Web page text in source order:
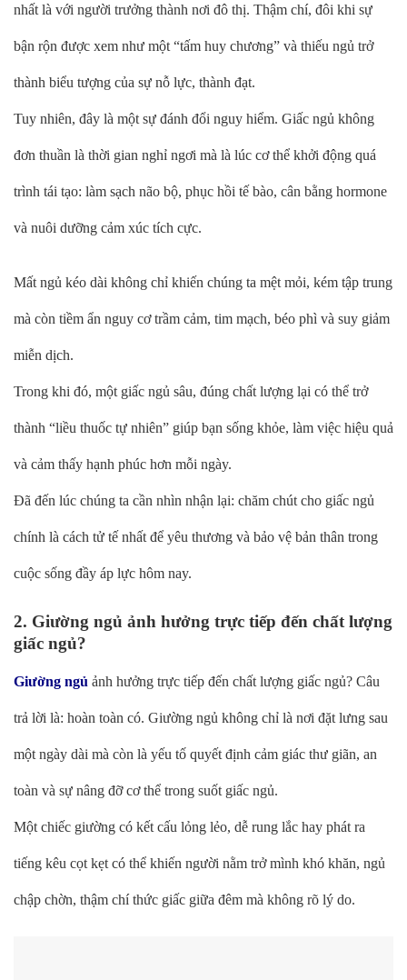
nhất là với người trưởng thành nơi đô thị. Thậm chí, đôi khi sự
bận rộn được xem như một “tấm huy chương” và thiếu ngủ trở
thành biểu tượng của sự nỗ lực, thành đạt.
Tuy nhiên, đây là một sự đánh đổi nguy hiểm. Giấc ngủ không
đơn thuần là thời gian nghỉ ngơi mà là lúc cơ thể khởi động quá
trình tái tạo: làm sạch não bộ, phục hồi tế bào, cân bằng hormone
và nuôi dưỡng cảm xúc tích cực.
Mất ngủ kéo dài không chỉ khiến chúng ta mệt mỏi, kém tập trung
mà còn tiềm ẩn nguy cơ trầm cảm, tim mạch, béo phì và suy giảm
miễn dịch.
Trong khi đó, một giấc ngủ sâu, đúng chất lượng lại có thể trở
thành “liều thuốc tự nhiên” giúp bạn sống khỏe, làm việc hiệu quả
và cảm thấy hạnh phúc hơn mỗi ngày.
Đã đến lúc chúng ta cần nhìn nhận lại: chăm chút cho giấc ngủ
chính là cách tử tế nhất để yêu thương và bảo vệ bản thân trong
cuộc sống đầy áp lực hôm nay.
2. Giường ngủ ảnh hưởng trực tiếp đến chất lượng
giấc ngủ?
Giường ngủ ảnh hưởng trực tiếp đến chất lượng giấc ngủ? Câu
trả lời là: hoàn toàn có. Giường ngủ không chỉ là nơi đặt lưng sau
một ngày dài mà còn là yếu tố quyết định cảm giác thư giãn, an
toàn và sự nâng đỡ cơ thể trong suốt giấc ngủ.
Một chiếc giường có kết cấu lỏng lẻo, dễ rung lắc hay phát ra
tiếng kêu cọt kẹt có thể khiến người nằm trở mình khó khăn, ngủ
chập chờn, thậm chí thức giấc giữa đêm mà không rõ lý do.